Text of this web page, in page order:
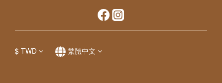
$ TWD 繁體中文